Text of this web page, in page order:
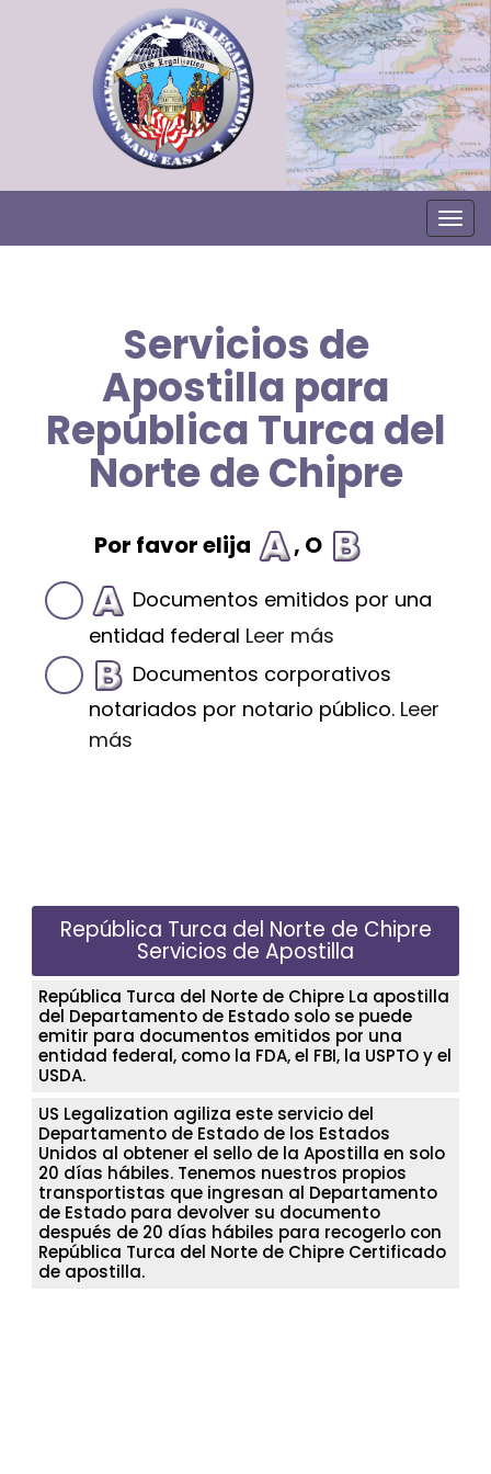
Servicios de
Apostilla para
República Turca del
Norte de Chipre
Por favor elija , O
Documentos emitidos por una
entidad federal Leer más
Documentos corporativos
notariados por notario público. Leer
más
República Turca del Norte de Chipre
Servicios de Apostilla
República Turca del Norte de Chipre La apostilla
del Departamento de Estado solo se puede
emitir para documentos emitidos por una
entidad federal, como la FDA, el FBI, la USPTO y el
USDA.
US Legalization agiliza este servicio del
Departamento de Estado de los Estados
Unidos al obtener el sello de la Apostilla en solo
20 días hábiles. Tenemos nuestros propios
transportistas que ingresan al Departamento
de Estado para devolver su documento
después de 20 días hábiles para recogerlo con
República Turca del Norte de Chipre Certificado
de apostilla.